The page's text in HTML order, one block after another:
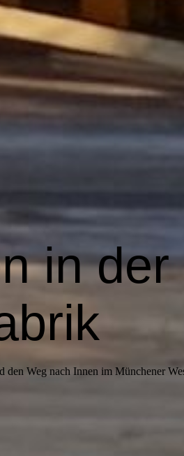
in der
den Weg nach Innen im Münchener